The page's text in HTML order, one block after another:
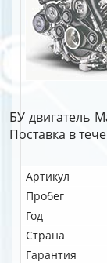
БУ двигатель
Поставка в
Артикул
Пробег
Год
Страна
Гарантия